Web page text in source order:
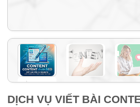
DỊCH VỤ VIẾT BÀI